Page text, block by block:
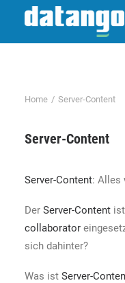
Home Server-Content
Server-Content
Server-Content: Alles
Der Server-Content
collaborator
sich dahinter?
Was ist Server-